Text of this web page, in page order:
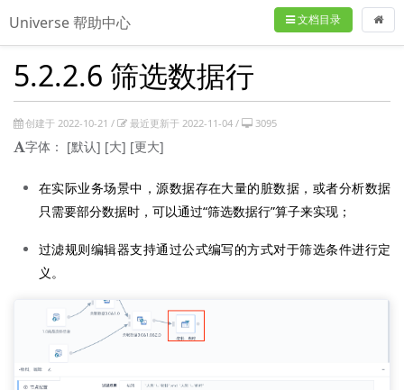
Universe 帮助中心 文档目录
5.2.2.6 筛选数据行
创建于 2022-10-21 / 最近更新于 2022-11-04 / 3095
字体： [默认] [大] [更大]
在实际业务场景中，源数据存在大量的脏数据，或者分析数据
只需要部分数据时，可以通过“筛选数据行”算子来实现；
过滤规则编辑器支持通过公式编写的方式对于筛选条件进行定
义。